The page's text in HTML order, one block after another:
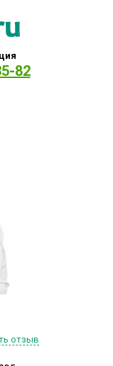
82
отзыв